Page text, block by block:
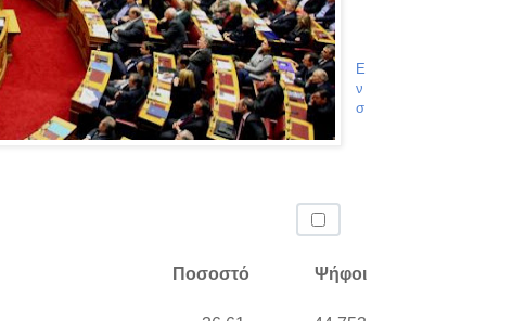
Ε
ν
σ
Ποσοστό Ψήφοι